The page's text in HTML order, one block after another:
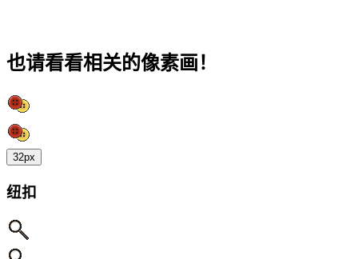
也请看看相关的像素画！
32px
纽扣